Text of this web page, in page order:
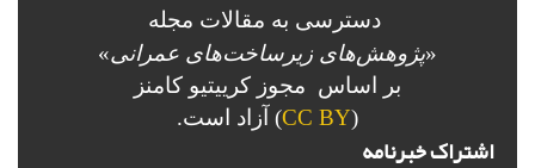
دسترسی به مقالات مجله
«پژوهش‌های زیرساخت‌های عمرانی»
بر اساس مجوز کرییتیو کامنز
(
CC BY) آزاد است.
اشتراک خبرنامه